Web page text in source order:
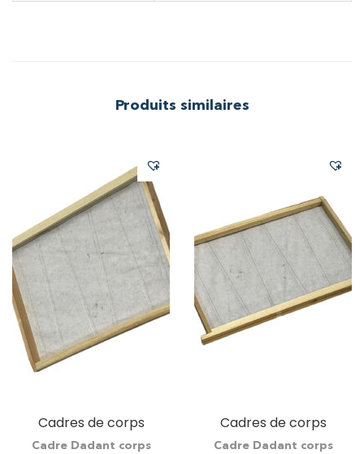
Produits similaires
Cadres de corps
Cadre Dadant corps
Cadres de corps
Cadre Dadant corps